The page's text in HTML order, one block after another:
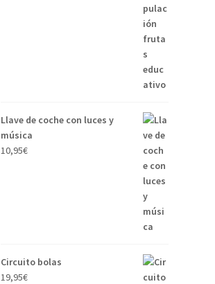
Llave de coche con luces y
música
10,95€
Circuito bolas
19,95€